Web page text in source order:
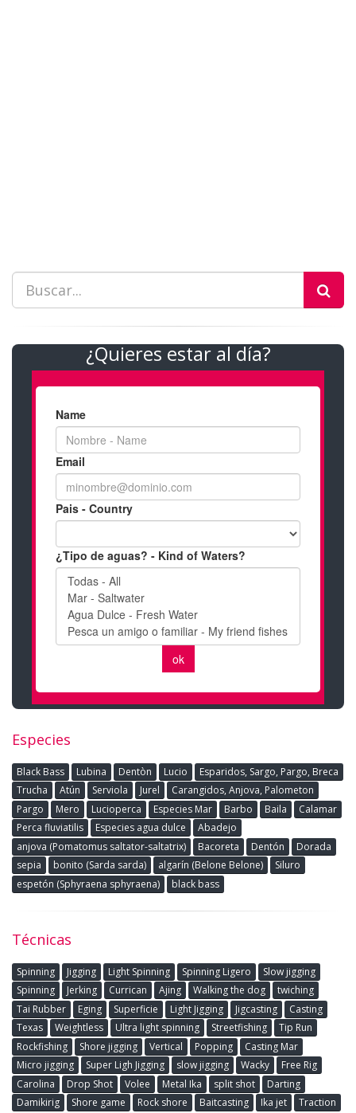
¿Quieres estar al día?
Especies
Black Bass Lubina Dentòn Lucio
Esparidos, Sargo, Pargo, Breca
Trucha
Atún Serviola Jurel
Carangidos, Anjova, Palometon
Pargo
Mero Lucioperca Especies Mar Barbo Baila
Calamar
Perca fluviatilis
Especies agua dulce
Abadejo
anjova (Pomatomus saltator-saltatrix)
Bacoreta Dentón
Dorada
sepia
bonito (Sarda sarda) algarín (Belone Belone)
Siluro
espetón (Sphyraena sphyraena)
black bass
Técnicas
Spinning Jigging Light Spinning Spinning Ligero
Slow jigging
Spinning
Jerking Currican Ajing Walking the dog
twiching
Tai Rubber
Eging Superficie Light Jigging Jigcasting
Casting
Texas
Weightless Ultra light spinning Streetfishing
Tip Run
Rockfishing
Shore jigging Vertical Popping
Casting Mar
Micro jigging
Super Ligh Jigging slow jigging Wacky
Free Rig
Carolina
Drop Shot Volee Metal Ika split shot
Darting
Damikirig
Shore game Rock shore Baitcasting Ika jet
Traction